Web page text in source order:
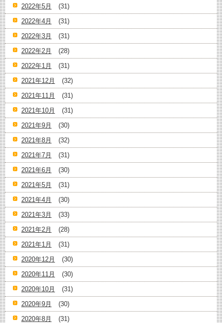
2022年5月
(31)
2022年4月
(31)
2022年3月
(31)
2022年2月
(28)
2022年1月
(31)
2021年12月
(32)
2021年11月
(31)
2021年10月
(31)
2021年9月
(30)
2021年8月
(32)
2021年7月
(31)
2021年6月
(30)
2021年5月
(31)
2021年4月
(30)
2021年3月
(33)
2021年2月
(28)
2021年1月
(31)
2020年12月
(30)
2020年11月
(30)
2020年10月
(31)
2020年9月
(30)
2020年8月
(31)